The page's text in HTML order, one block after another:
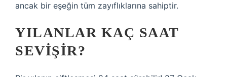
ancak bir eşeğin tüm zayıflıklarına sahiptir.
YILANLAR KAÇ SAAT
SEVIŞIR?